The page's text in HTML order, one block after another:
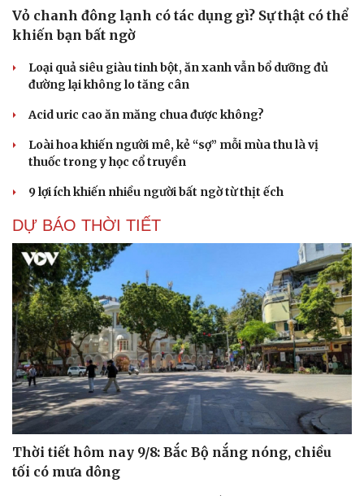
Vỏ chanh đông lạnh có tác dụng gì? Sự thật có thể
khiến bạn bất ngờ
Loại quả siêu giàu tinh bột, ăn xanh vẫn bổ dưỡng đủ
đường lại không lo tăng cân
Acid uric cao ăn măng chua được không?
Loài hoa khiến người mê, kẻ “sợ” mỗi mùa thu là vị
thuốc trong y học cổ truyền
9 lợi ích khiến nhiều người bất ngờ từ thịt ếch
DỰ BÁO THỜI TIẾT
Thời tiết hôm nay 9/8: Bắc Bộ nắng nóng, chiều
tối có mưa dông